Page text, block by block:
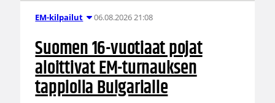
EM-kilpailut 06.08.2026 21:08
Suomen 16-vuotiaat pojat
aloittivat EM-turnauksen
tappiolla Bulgarialle